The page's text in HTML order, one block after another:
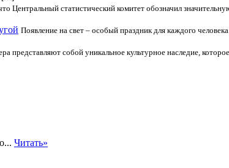
Центральный статистический комитет обозначил
Появление на свет – особый праздник для каждого
представляют собой уникальное культурное наследие,
Читать»